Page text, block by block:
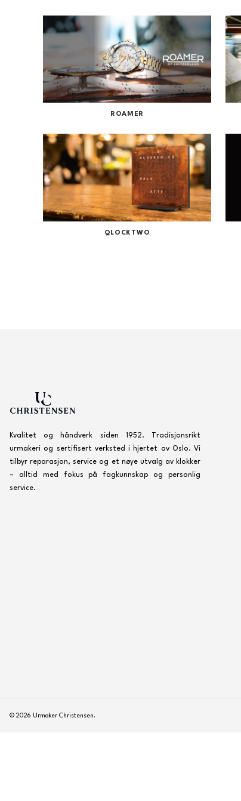
ROAMER
QLOCKTWO
Kvalitet og håndverk siden 1952. Tradisjonsrikt
urmakeri og sertifisert verksted i hjertet av Oslo. Vi
tilbyr reparasjon, service og et nøye utvalg av klokker
– alltid med fokus på fagkunnskap og personlig
service.
© 2026 Urmaker Christensen.